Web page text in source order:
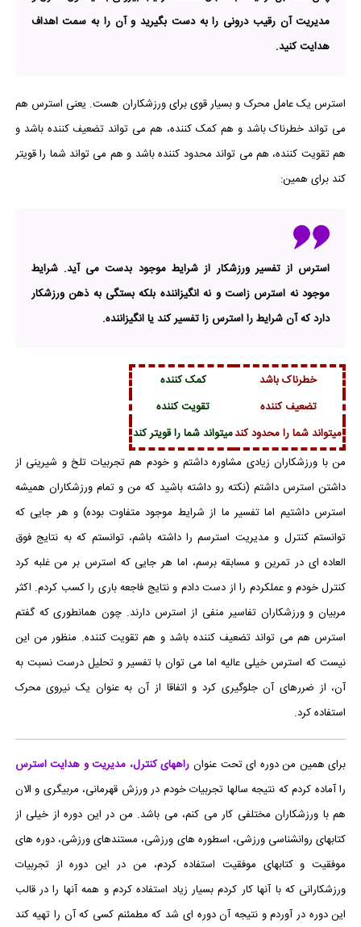
مدیریت آن رقیب درونی را به دست بگیرید و آن را به سمت اهداف
هدایت کنید.
استرس یک عامل محرک و بسیار قوی برای ورزشکاران هست. یعنی استرس هم
می تواند خطرناک باشد و هم کمک کننده، هم می تواند تضعیف کننده باشد و
هم تقویت کننده، هم می تواند محدود کننده باشد و هم می تواند شما را قویتر
کند برای همین:
استرس از تفسیر ورزشکار از شرایط موجود بدست می آید. شرایط
موجود نه استرس زاست و نه انگیزاننده بلکه بستگی به ذهن ورزشکار
دارد که آن شرایط را استرس زا تفسیر کند یا انگیزاننده.
خطرناک باشد
کمک کننده
تضعیف کننده
تقویت کننده
میتواند شما را محدود کندمیتواند شما را قویتر کند
من با ورزشکاران زیادی مشاوره داشتم و خودم هم تجربیات تلخ و شیرینی از
داشتن استرس داشتم (نکته رو داشته باشید که من و تمام ورزشکاران همیشه
استرس داشتیم اما تفسیر ما از شرایط موجود متفاوت بوده) و هر جایی که
توانستم کنترل و مدیریت استرسم را داشته باشم، توانستم که به نتایج فوق
العاده ای در تمرین و مسابقه برسم، اما هر جایی که استرس بر من غلبه کرد
کنترل خودم و عملکردم را از دست دادم و نتایج فاجعه باری را کسب کردم. اکثر
مربیان و ورزشکاران تفاسیر منفی از استرس دارند. چون همانطوری که گفتم
استرس هم می تواند تضعیف کننده باشد و هم تقویت کننده. منظور من این
نیست که استرس خیلی عالیه اما می توان با تفسیر و تحلیل درست نسبت به
آن، از ضررهای آن جلوگیری کرد و اتفاقا از آن به عنوان یک نیروی محرک
استفاده کرد.
برای همین من دوره ای تحت عنوانراههای کنترل، مدیریت و هدایت استرس
را آماده کردم که نتیجه سالها تجربیات خودم در ورزش قهرمانی، مربیگری و الان
هم با ورزشکاران مختلفی کار می کنم، می باشد. من در این دوره از خیلی از
کتابهای روانشناسی ورزشی، اسطوره های ورزشی، مستندهای ورزشی، دوره های
موفقیت و کتابهای موفقیت استفاده کردم، من در این دوره از تجربیات
ورزشکارانی که با آنها کار کردم بسیار زیاد استفاده کردم و همه آنها را در قالب
این دوره در آوردم و نتیجه آن دوره ای شد که مطمئنم کسی که آن را تهیه کند